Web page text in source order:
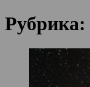
Рубрика: